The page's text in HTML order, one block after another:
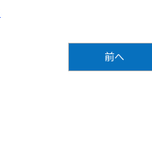
前へ